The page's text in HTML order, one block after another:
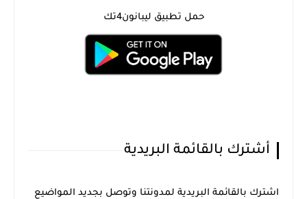
حمل تطبيق ليبانون4تك
أشترك بالقائمة البريدية
اشترك بالقائمة البريدية لمدونتنا وتوصل بجديد المواضيع